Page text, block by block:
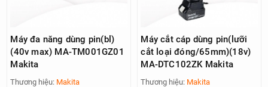
Máy đa năng dùng pin(bl)
(40v max) MA-TM001GZ01
Makita
Thương hiệu: Makita
Máy cắt cáp dùng pin(lưỡi
cắt loại đóng/65mm)(18v)
MA-DTC102ZK Makita
Thương hiệu: Makita